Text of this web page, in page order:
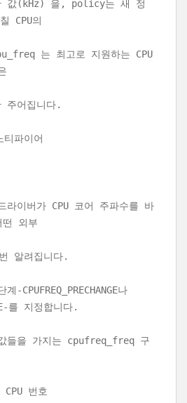
값(kHz) 을, policy는 새 정
CPU의
는 최고로 지원하는 CPU
주어집니다.
파이어
라이버가 CPU 코어 주파수를 바
외부
알려집니다.
-CPUFREQ_PRECHANGE나
를 지정합니다.
들을 가지는 cpufreq_freq 구
번호